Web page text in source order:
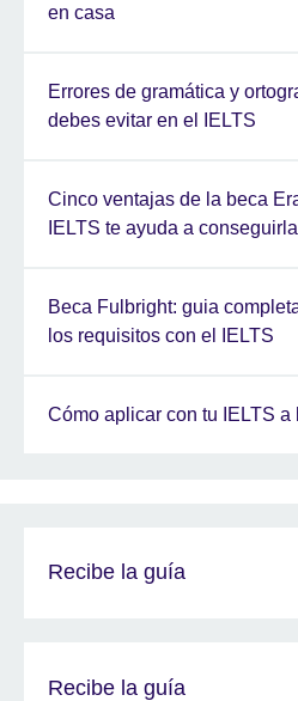
en casa
Errores de gramática y
debes evitar en el IELTS
Cinco ventajas de la beca
IELTS te ayuda a conseguirla
Beca Fulbright: guia
los requisitos con el IELTS
Cómo aplicar con tu IELTS
Recibe la guía
Recibe la guía